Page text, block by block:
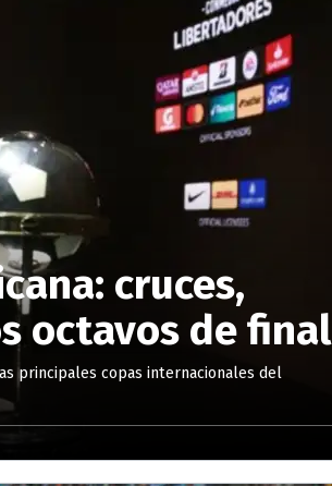
cruces,
octavos de final
principales copas internacionales del